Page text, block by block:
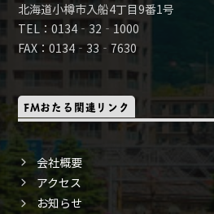
北海道小樽市入船4丁目9番1号
TEL：0134‐32‐1000
FAX：0134‐33‐7630
FMおたる関連リンク
会社概要
アクセス
お知らせ